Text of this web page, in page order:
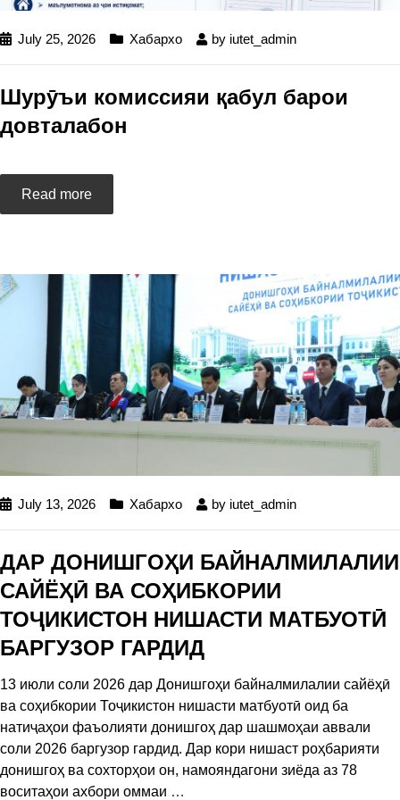
July 25, 2026 Хабархо by iutet_admin
Шурӯъи комиссияи қабул барои
довталабон
Read more
July 13, 2026 Хабархо by iutet_admin
ДАР ДОНИШГОҲИ БАЙНАЛМИЛАЛИИ
САЙЁҲӢ ВА СОҲИБКОРИИ
ТОҶИКИСТОН НИШАСТИ МАТБУОТӢ
БАРГУЗОР ГАРДИД
13 июли соли 2026 дар Донишгоҳи байналмилалии сайёҳӣ
ва соҳибкории Тоҷикистон нишасти матбуотӣ оид ба
натиҷаҳои фаъолияти донишгоҳ дар шашмоҳаи аввали
соли 2026 баргузор гардид. Дар кори нишаст роҳбарияти
донишгоҳ ва сохторҳои он, намояндагони зиёда аз 78
воситаҳои ахбори оммаи …